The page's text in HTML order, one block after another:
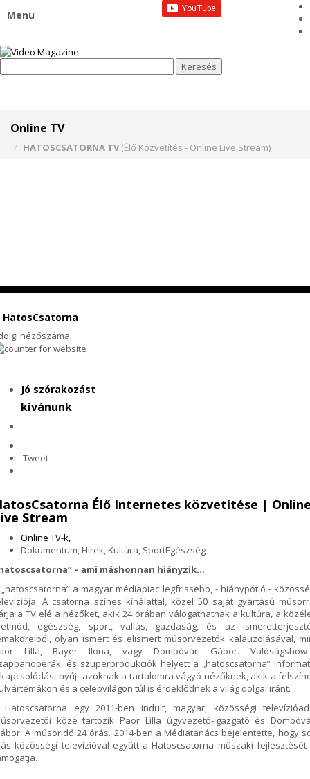
Menu
Online TV
HATOSCSATORNA TV(Élő Közvetítés - Online Live Stream)
HatosCsatorna
nézőszáma:
Jó szórakozást
kívánunk
Tweet
Élő Internetes közvetítése |
Stream
Online TV-k,
Dokumentum, Hírek, Kultúra, SportEgészség
– ami máshonnan hiányzik…
„hatoscsatorna” a magyar médiapiac legfrissebb, - hiánypótló -
A csatorna színes kínálattal, közel 50 saját gyártású
a TV elé a nézőket, akik 24 órában válogathatnak a kultúra, a
egészség, sport, vallás, gazdaság, és az
olyan ismert és elismert műsorvezetők kalauzolásával,
Lilla, Bayer Ilona, vagy Dombóvári Gábor.
és szuperprodukciók helyett a „hatoscsatorna”
nyújt azoknak a tartalomra vágyó nézőknek, akik a
és a celebvilágon túl is érdeklődnek a világ dolgai iránt.
Hatoscsatorna egy 2011-ben indult, magyar, közösségi
közé tartozik Paor Lilla ügyvezető-igazgató és
A műsoridő 24 órás. 2014-ben a Médiatanács bejelentette, hogy
közösségi televízióval együtt a Hatoscsatorna műszaki fejlesztését